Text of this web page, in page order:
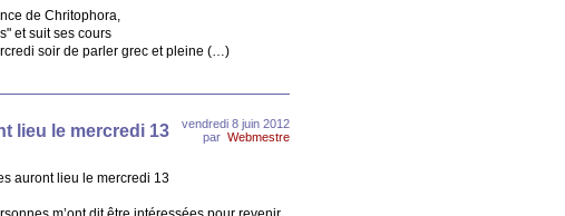
de Chritophora,
et suit ses cours
soir de parler grec et pleine (…)
vendredi 8 juin 2012
par Webmestre
lieu le mercredi 13
auront lieu le mercredi 13